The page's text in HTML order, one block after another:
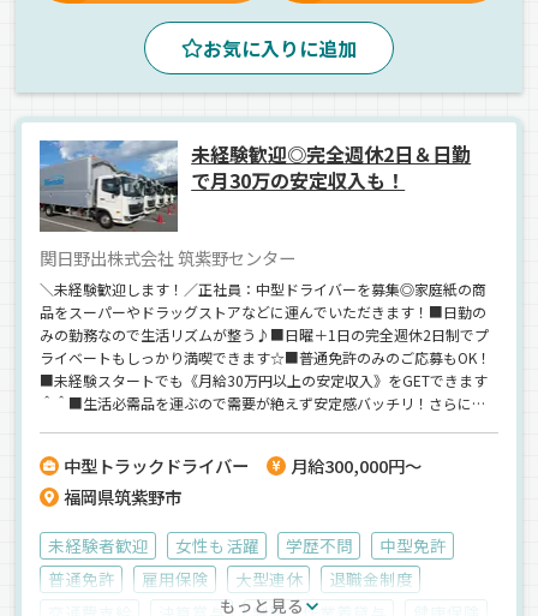
正社員
お気に入りに追加
未経験歓迎◎完全週休2日＆日勤
で月30万の安定収入も！
関日野出株式会社 筑紫野センター
＼未経験歓迎します！／正社員：中型ドライバーを募集◎家庭紙の商
品をスーパーやドラッグストアなどに運んでいただきます！■日勤の
みの勤務なので生活リズムが整う♪■日曜＋1日の完全週休2日制でプ
ライベートもしっかり満喫できます☆■普通免許のみのご応募もOK！
■未経験スタートでも《月給30万円以上の安定収入》をGETできます
＾＾■生活必需品を運ぶので需要が絶えず安定感バッチリ！さらに取
方ですよ＾＾
中型トラックドライバー
月給300,000円～
福岡県筑紫野市
未経験者歓迎 女性も活躍 学歴不問
中型免許
普通免許
雇用保険 大型連休
退職金制度
もっと見る